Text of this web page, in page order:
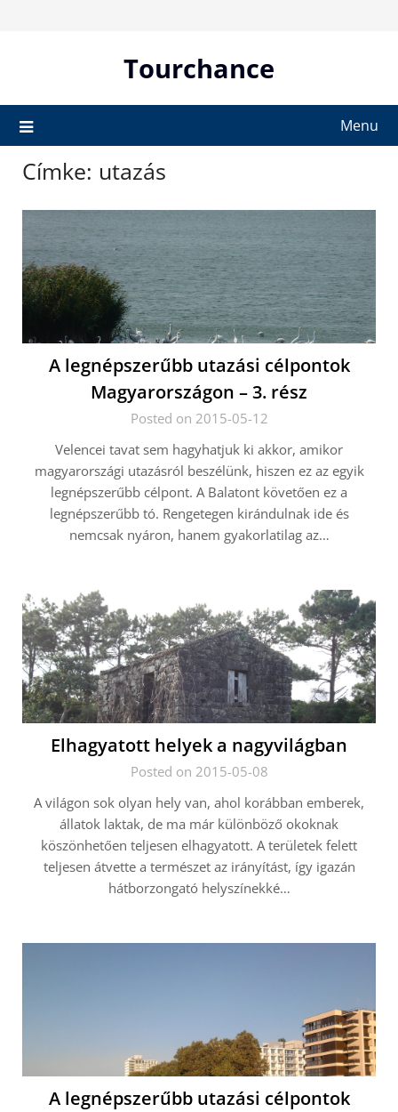
Tourchance
Menu
Címke: utazás
A legnépszerűbb utazási célpontok
Magyarországon – 3. rész
Posted on 2015-05-12
Velencei tavat sem hagyhatjuk ki akkor, amikor
magyarországi utazásról beszélünk, hiszen ez az egyik
legnépszerűbb célpont. A Balatont követően ez a
legnépszerűbb tó. Rengetegen kirándulnak ide és
nemcsak nyáron, hanem gyakorlatilag az…
Elhagyatott helyek a nagyvilágban
Posted on 2015-05-08
A világon sok olyan hely van, ahol korábban emberek,
állatok laktak, de ma már különböző okoknak
köszönhetően teljesen elhagyatott. A területek felett
teljesen átvette a természet az irányítást, így igazán
hátborzongató helyszínekké…
A legnépszerűbb utazási célpontok